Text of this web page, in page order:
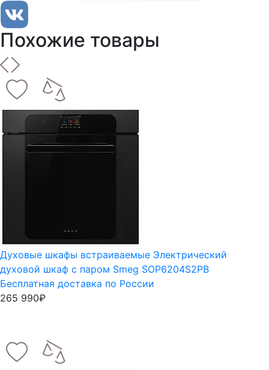
Похожие товары
Духовые шкафы встраиваемые Электрический
духовой шкаф с паром Smeg SOP6204S2PB
Бесплатная доставка по России
265 990₽